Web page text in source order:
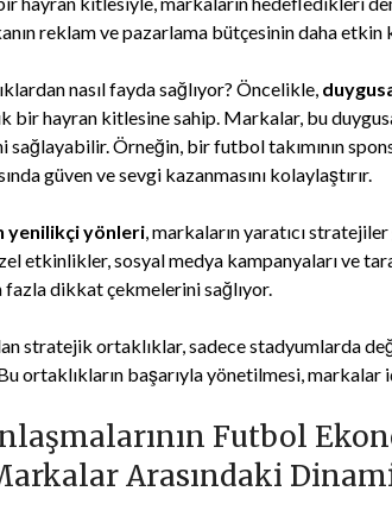
reklam ve pazarlama bütçesinin daha etkin
nasıl fayda sağlıyor? Öncelikle,
bir hayran kitlesine sahip. Markalar, bu
Örneğin, bir futbol takımının
güven ve sevgi kazanmasını kolaylaştırır.
yenilikçi yönleri, markaların yaratıcı
etkinlikler, sosyal medya kampanyaları ve
fazla dikkat çekmelerini sağlıyor.
stratejik ortaklıklar, sadece stadyumlarda
ortaklıkların başarıyla yönetilmesi,
Futbol
Arasındaki